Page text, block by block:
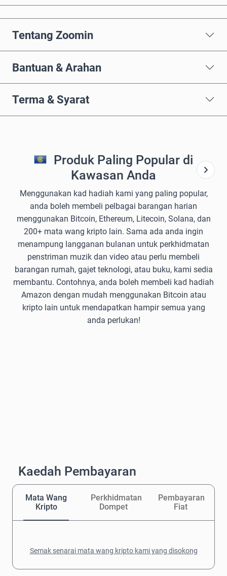
Tentang Zoomin
Bantuan & Arahan
Terma & Syarat
Produk Paling Popular di
Kawasan Anda
Menggunakan kad hadiah kami yang paling popular,
anda boleh membeli pelbagai barangan harian
menggunakan Bitcoin, Ethereum, Litecoin, Solana, dan
200+ mata wang kripto lain. Sama ada anda ingin
menampung langganan bulanan untuk perkhidmatan
penstriman muzik dan video atau perlu membeli
barangan rumah, gajet teknologi, atau buku, kami sedia
membantu. Contohnya, anda boleh membeli kad hadiah
Amazon dengan mudah menggunakan Bitcoin atau
kripto lain untuk mendapatkan hampir semua yang
anda perlukan!
Kaedah Pembayaran
Mata Wang
Kripto
Perkhidmatan
Dompet
Pembayaran
Fiat
Semak senarai mata wang kripto kami yang disokong